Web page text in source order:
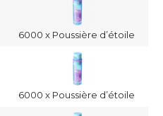
6000 x Poussière d’étoile
6000 x Poussière d’étoile